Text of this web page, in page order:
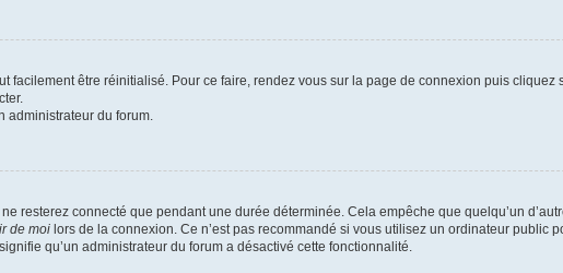
facilement être réinitialisé. Pour ce faire, rendez vous sur la page de connexion puis cliquez
administrateur du forum.
resterez connecté que pendant une durée déterminée. Cela empêche que quelqu’un
de moi lors de la connexion. Ce n’est pas recommandé si vous utilisez un ordinateur public
qu’un administrateur du forum a désactivé cette fonctionnalité.